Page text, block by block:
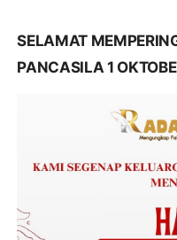
SELAMAT
PANCASILA 1